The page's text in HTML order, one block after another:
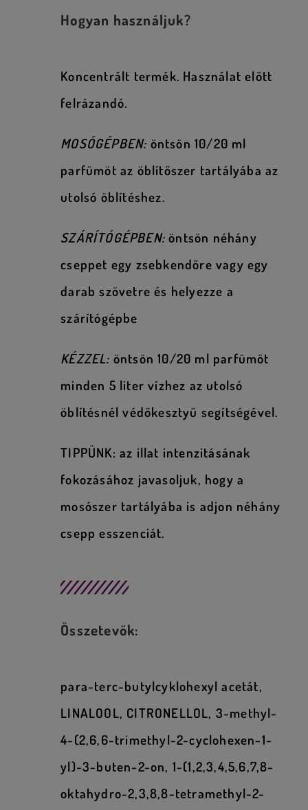
Hogyan használjuk?
Koncentrált termék. Használat előtt
felrázandó.
MOSÓGÉPBEN: öntsön 10/20 ml
parfümöt az öblítőszer tartályába az
utolsó öblítéshez.
SZÁRÍTÓGÉPBEN: öntsön néhány
cseppet egy zsebkendőre vagy egy
darab szövetre és helyezze a
szárítógépbe
KÉZZEL: öntsön 10/20 ml parfümöt
minden 5 liter vízhez az utolsó
öblítésnél védőkesztyű segítségével.
TIPPÜNK: az illat intenzitásának
fokozásához javasoljuk, hogy a
mosószer tartályába is adjon néhány
csepp esszenciát.
Összetevők:
para-terc-butylcyklohexyl acetát,
LINALOOL, CITRONELLOL, 3-methyl-
4-(2,6,6-trimethyl-2-cyclohexen-1-
yl)-3-buten-2-on, 1-(1,2,3,4,5,6,7,8-
oktahydro-2,3,8,8-tetramethyl-2-